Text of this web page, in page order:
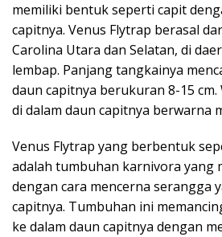
memiliki bentuk seperti capit
capitnya. Venus Flytrap berasal
Carolina Utara dan Selatan, di
lembap. Panjang tangkainya
daun capitnya berukuran 8-15
di dalam daun capitnya berwarna
Venus Flytrap yang berbentuk
adalah tumbuhan karnivora yang
dengan cara mencerna serangga
capitnya. Tumbuhan ini
ke dalam daun capitnya dengan